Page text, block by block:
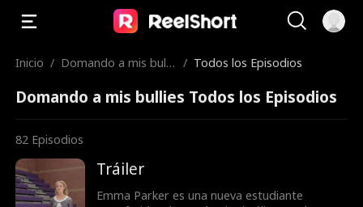
Inicio / Domando a mis bulli
/ Todos los Episodios
Domando a mis bullies Todos los Episodios
82 Episodios
Tráiler
Emma Parker es una nueva estudiante